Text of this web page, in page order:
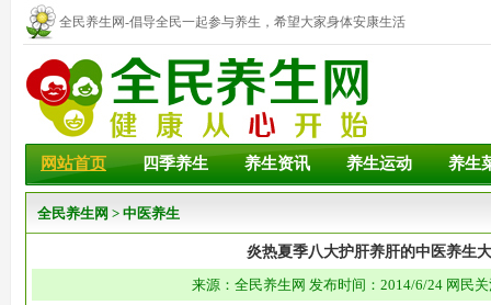
全民养生网-倡导全民一起参与养生，希望大家身体安康生活
幸福！
网站首页 四季养生 养生资讯 养生运动 养生
全民养生网 > 中医养生
炎热夏季八大护肝养肝的中医养生
来源：全民养生网 发布时间：2014/6/24 网民